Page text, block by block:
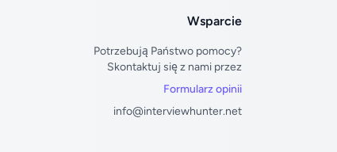
Wsparcie
Potrzebują Państwo pomocy?
Skontaktuj się z nami przez
Formularz opinii
info@interviewhunter.net